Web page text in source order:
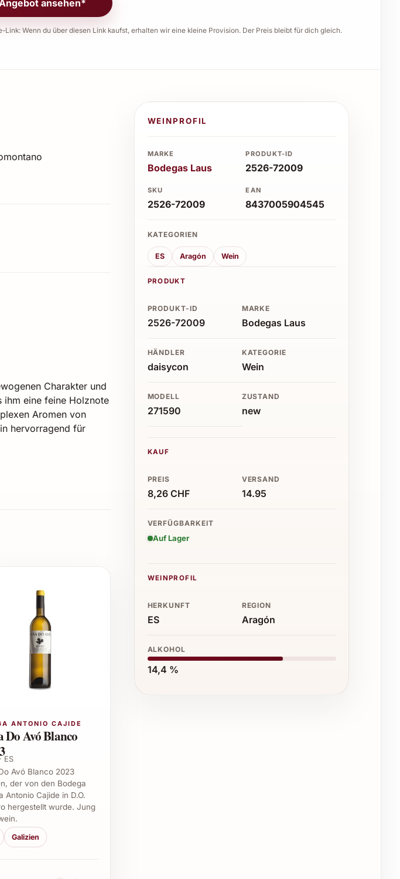
ansehen*
Link: Wenn du über diesen Link kaufst, erhalten wir eine kleine Provision. Der Preis bleibt für dich gleich.
Charakter und
ihm eine feine Holznote
Aromen von
hervorragend für
Rind oder Wild,
Speisen oder einem
und als
Traube, die ihm
und Graciano
was ihm seine
ANTONIO CAJIDE
Do Avó Blanco
ES
Avó Blanco 2023
der von den Bodega
Antonio Cajide in D.O.
hergestellt wurde. Jung
Galizien
WEINPROFIL
MARKE
Bodegas Laus
PRODUKT-ID
2526-72009
SKU
2526-72009
EAN
8437005904545
KATEGORIEN
ES Aragón Wein
PRODUKT
PRODUKT-ID
2526-72009
MARKE
Bodegas Laus
HÄNDLER
daisycon
KATEGORIE
Wein
MODELL
271590
ZUSTAND
new
KAUF
PREIS
8,26 CHF
VERSAND
14.95
VERFÜGBARKEIT
Auf Lager
WEINPROFIL
HERKUNFT
ES
REGION
Aragón
ALKOHOL
14,4 %